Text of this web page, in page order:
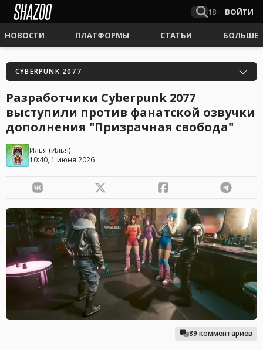
18+ ВОЙТИ
НОВОСТИ ПЛАТФОРМЫ СТАТЬИ БОЛЬШЕ
CYBERPUNK 2077
Разработчики Cyberpunk 2077
выступили против фанатской озвучки
дополнения "Призрачная свобода"
Илья (Илья)
10:40, 1 июня 2026
89 комментариев